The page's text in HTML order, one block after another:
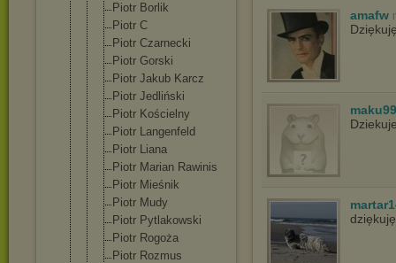
Piotr Borlik
Piotr C
Piotr Czarnecki
Piotr Gorski
Piotr Jakub Karcz
Piotr Jedliński
Piotr Kościelny
Piotr Langenfeld
Piotr Liana
Piotr Marian Rawinis
Piotr Mieśnik
Piotr Mudy
Piotr Pytlakowski
Piotr Rogoża
Piotr Rozmus
amafw
maku99